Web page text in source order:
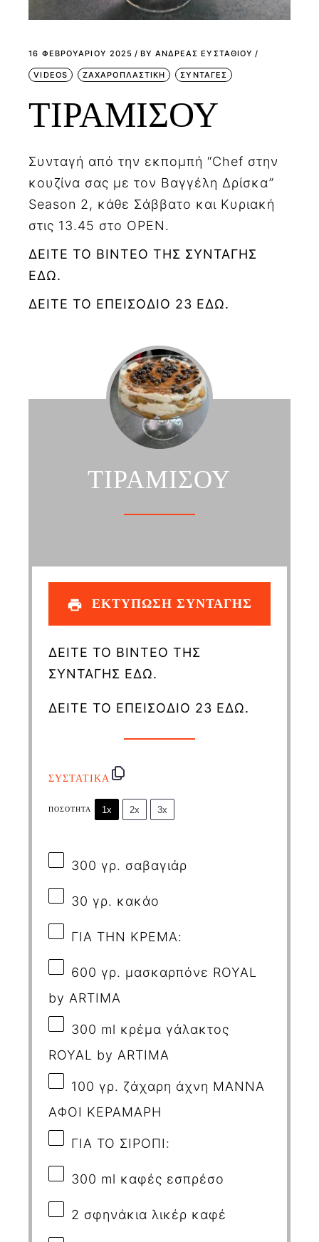
16 ΦΕΒΡΟΥΑΡΊΟΥ 2025 BY ΑΝΔΡΕΑΣ ΕΥΣΤΑΘΙΟΥ
VIDEOS ΖΑΧΑΡΟΠΛΑΣΤΙΚΗ ΣΥΝΤΑΓΕΣ
ΤΙΡΑΜΙΣΟΥ
Συνταγή από την εκπομπή “Chef στην
κουζίνα σας με τον Βαγγέλη Δρίσκα”
Season 2, κάθε Σάββατο και Κυριακή
στις 13.45 στο OPEN.
ΔΕΙΤΕ ΤΟ ΒΙΝΤΕΟ ΤΗΣ ΣΥΝΤΑΓΗΣ
ΕΔΩ.
ΔΕΙΤΕ ΤΟ ΕΠΕΙΣΟΔΙΟ 23 ΕΔΩ.
ΤΙΡΑΜΙΣΟΥ
ΕΚΤΥΠΩΣΗ ΣΥΝΤΑΓΗΣ
ΔΕΙΤΕ ΤΟ ΒΙΝΤΕΟ ΤΗΣ
ΣΥΝΤΑΓΗΣ ΕΔΩ.
ΔΕΙΤΕ ΤΟ ΕΠΕΙΣΟΔΙΟ 23 ΕΔΩ.
ΣΥΣΤΑΤΙΚΑ
ΠΟΣΌΤΗΤΑ 1x 2x 3x
300 γρ. σαβαγιάρ
30 γρ. κακάο
ΓΙΑ ΤΗΝ ΚΡΕΜΑ:
600 γρ. μασκαρπόνε ROYAL
by ARTIMA
300 ml κρέμα γάλακτος
ROYAL by ARTIMA
100 γρ. ζάχαρη άχνη ΜΑΝΝΑ
ΑΦΟΙ ΚΕΡΑΜΑΡΗ
ΓΙΑ ΤΟ ΣΙΡΟΠΙ:
300 ml καφές εσπρέσο
2 σφηνάκια λικέρ καφέ